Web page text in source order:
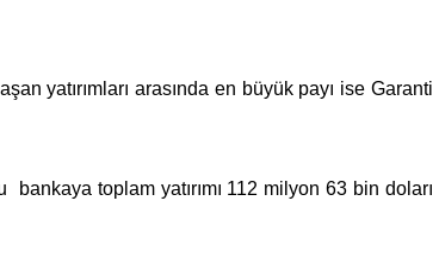
yatırımları arasında en büyük payı ise Garanti
toplam yatırımı 112 milyon 63 bin doları